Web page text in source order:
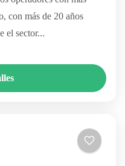
con más de 20 años
el sector...